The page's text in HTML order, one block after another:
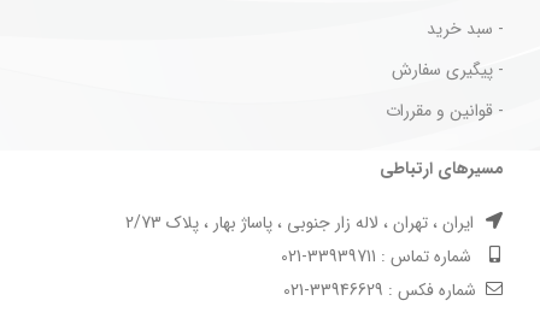
- سبد خرید
- پیگیری سفارش
- قوانین و مقررات
مسیرهای ارتباطی
ایران ، تهران ، لاله زار جنوبی ، پاساژ بهار ، پلاک 2/73
شماره تماس : 33939711-021
شماره فکس : 33946629-021